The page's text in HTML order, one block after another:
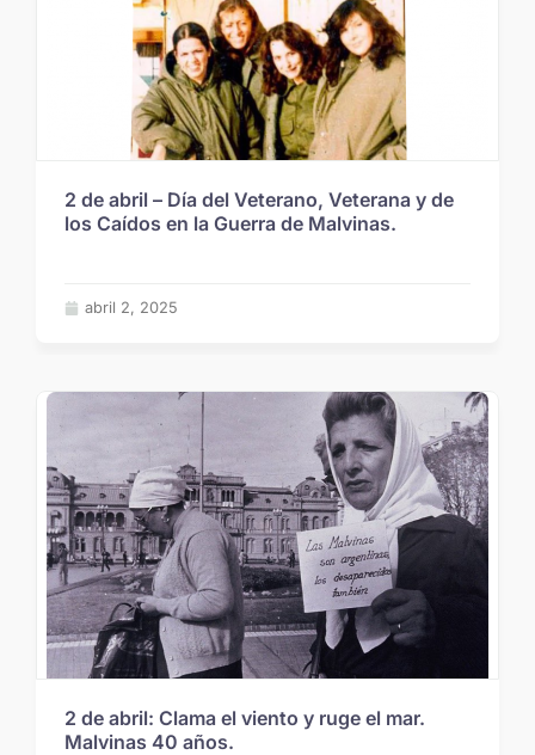
2 de abril – Día del Veterano, Veterana y de
los Caídos en la Guerra de Malvinas.
abril 2, 2025
2 de abril: Clama el viento y ruge el mar.
Malvinas 40 años.